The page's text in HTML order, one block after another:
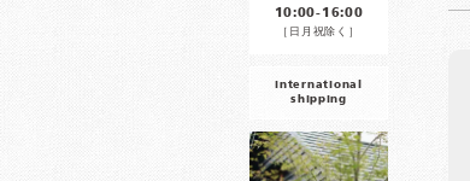
10:00-16:00
［日月祝除く］
international
shipping